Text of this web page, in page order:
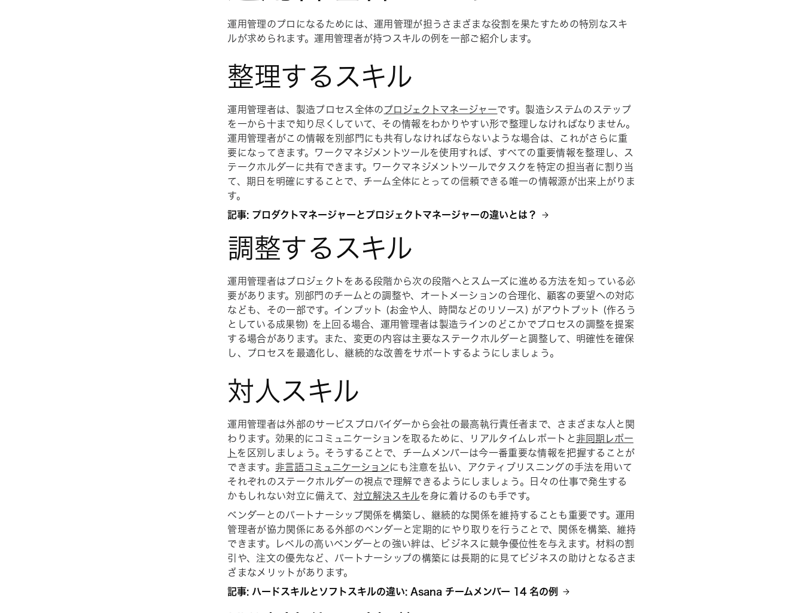
運用管理のプロになるためには、運用管理が担うさまざまな役割を果たすための特別なスキ
ルが求められます。運用管理者が持つスキルの例を一部ご紹介します。
整理するスキル
運用管理者は、製造プロセス全体のプロジェクトマネージャーです。製造システムのステップ
を一から十まで知り尽くしていて、その情報をわかりやすい形で整理しなければなりません。
運用管理者がこの情報を別部門にも共有しなければならないような場合は、これがさらに重
要になってきます。ワークマネジメントツールを使用すれば、すべての重要情報を整理し、ス
テークホルダーに共有できます。ワークマネジメントツールでタスクを特定の担当者に割り当
て、期日を明確にすることで、チーム全体にとっての信頼できる唯一の情報源が出来上がりま
す。
記事: プロダクトマネージャーとプロジェクトマネージャーの違いとは？
調整するスキル
運用管理者はプロジェクトをある段階から次の段階へとスムーズに進める方法を知っている必
要があります。別部門のチームとの調整や、オートメーションの合理化、顧客の要望への対応
なども、その一部です。インプット (お金や人、時間などのリソース) がアウトプット (作ろう
としている成果物) を上回る場合、運用管理者は製造ラインのどこかでプロセスの調整を提案
する場合があります。また、変更の内容は主要なステークホルダーと調整して、明確性を確保
し、プロセスを最適化し、継続的な改善をサポートするようにしましょう。
対人スキル
運用管理者は外部のサービスプロバイダーから会社の最高執行責任者まで、さまざまな人と関
わります。効果的にコミュニケーションを取るために、リアルタイムレポートと非同期レポー
ト を区別しましょう。そうすることで、チームメンバーは今一番重要な情報を把握することが
できます。 非言語コミュニケーションにも注意を払い、アクティブリスニングの手法を用いて
それぞれのステークホルダーの視点で理解できるようにしましょう。日々の仕事で発生する
かもしれない対立に備えて、 対立解決スキルを身に着けるのも手です。
ベンダーとのパートナーシップ関係を構築し、継続的な関係を維持することも重要です。運用
管理者が協力関係にある外部のベンダーと定期的にやり取りを行うことで、関係を構築、維持
できます。レベルの高いベンダーとの強い絆は、ビジネスに競争優位性を与えます。材料の割
引や、注文の優先など、パートナーシップの構築には長期的に見てビジネスの助けとなるさま
ざまなメリットがあります。
記事: ハードスキルとソフトスキルの違い: Asana チームメンバー 14 名の例